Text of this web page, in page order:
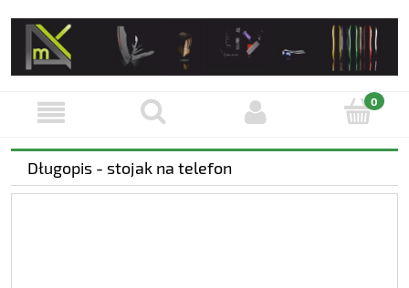
Długopis - stojak na telefon